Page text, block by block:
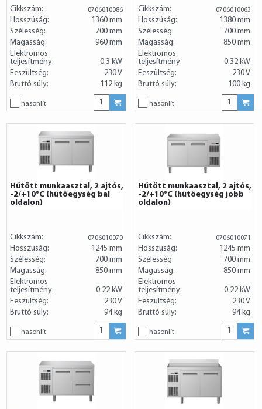
Cikkszám: 0706010086
Hosszúság:
1360 mm
Szélesség:
700 mm
Magasság:
960 mm
Elektromos
teljesítmény:
0.3 kW
Feszültség:
230 V
Bruttó súly:
112 kg
hasonlít
Cikkszám: 0706010063
Hosszúság:
1380 mm
Szélesség:
700 mm
Magasság:
850 mm
Elektromos
teljesítmény:
0.32 kW
Feszültség:
230 V
Bruttó súly:
100 kg
hasonlít
Hűtött munkaasztal, 2 ajtós,
-2/+10°C (hűtőegység bal
oldalon)
Cikkszám: 0706010070
Hosszúság:
1245 mm
Szélesség:
700 mm
Magasság:
850 mm
Elektromos
teljesítmény:
0.22 kW
Feszültség:
230 V
Bruttó súly:
94 kg
hasonlít
Hűtött munkaasztal, 2 ajtós,
-2/+10°C (hűtőegység jobb
oldalon)
Cikkszám: 0706010071
Hosszúság:
1245 mm
Szélesség:
700 mm
Magasság:
850 mm
Elektromos
teljesítmény:
0.22 kW
Feszültség:
230 V
Bruttó súly:
94 kg
hasonlít